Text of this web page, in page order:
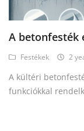
A betonfesték
Festékek 2
A kültéri
funkciókkal